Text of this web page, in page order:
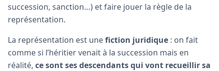
succession, sanction…) et faire jouer la règle de la
représentation.
La représentation est unefiction juridique : on fait
comme si l’héritier venait à la succession mais en
réalité, ce sont ses descendants qui vont recueillir sa